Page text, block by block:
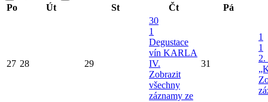
Po
Út St Čt Pá
27 28 29
30
1
Degustace
vín KARLA
IV.
Zobrazit
všechny
záznamy ze
31
1
1
2.